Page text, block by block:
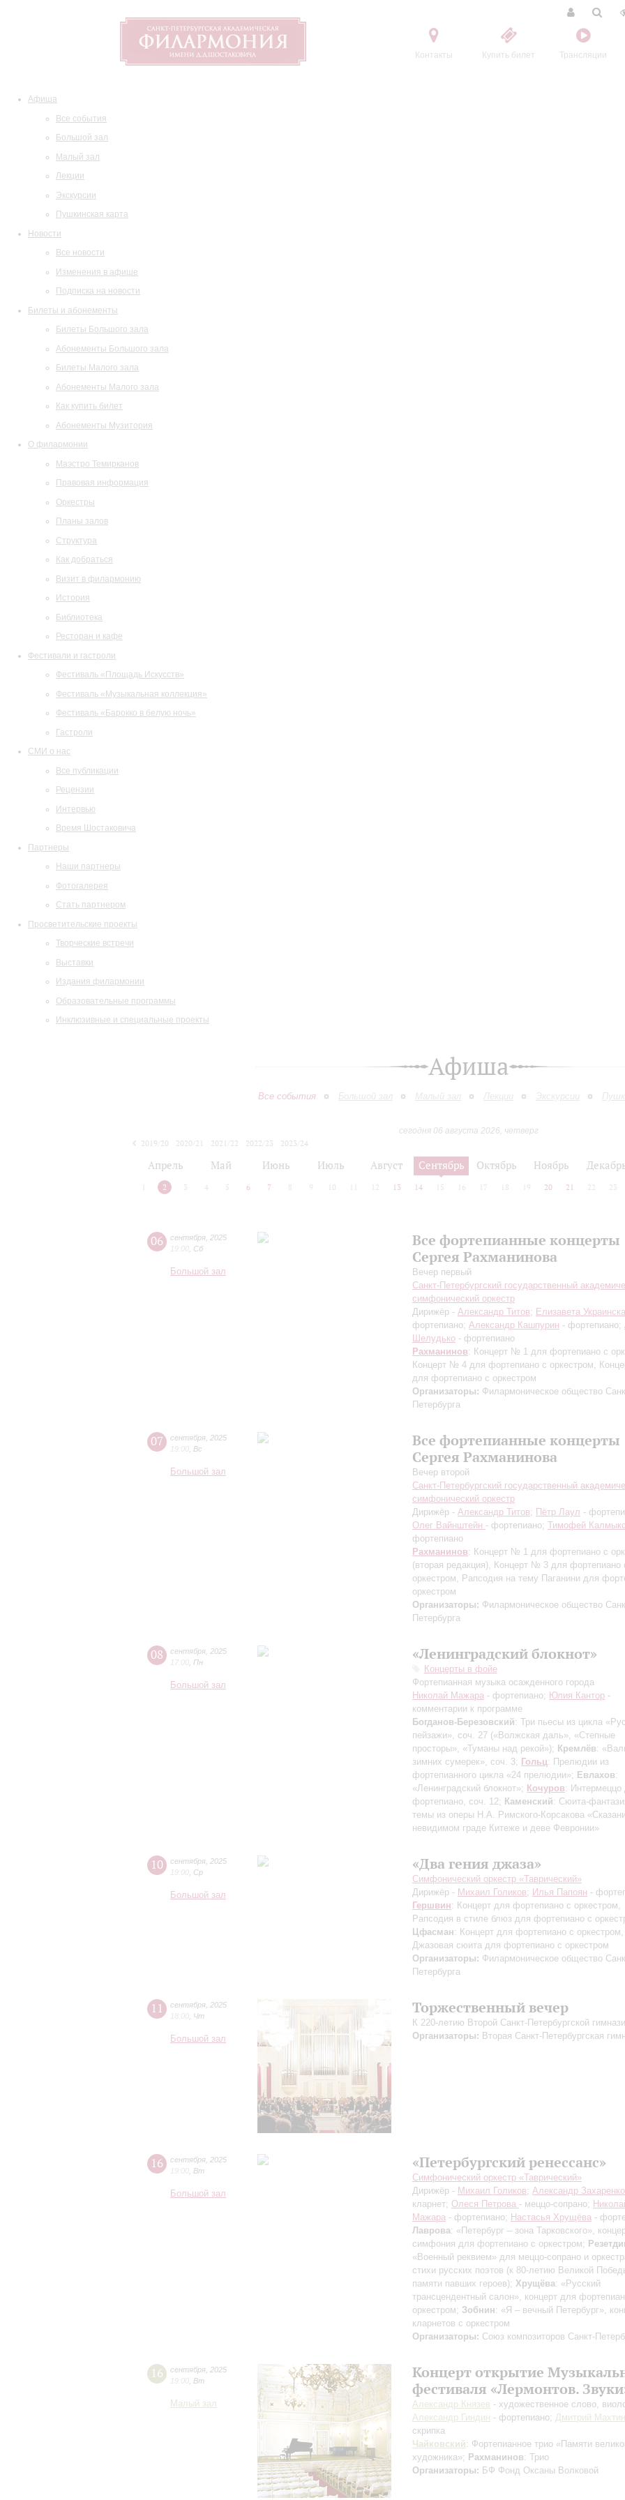
Контакты Купить билет Трансляции
Афиша
Все события
Большой зал
Малый зал
Лекции
Экскурсии
Пушкинская карта
Новости
Все новости
Изменения в афише
Подписка на новости
Билеты и абонементы
Билеты Большого зала
Абонементы Большого зала
Билеты Малого зала
Абонементы Малого зала
Как купить билет
Абонементы Музитория
О филармонии
Маэстро Темирканов
Правовая информация
Оркестры
Планы залов
Структура
Как добраться
Визит в филармонию
История
Библиотека
Ресторан и кафе
Фестивали и гастроли
Фестиваль «Площадь Искусств»
Фестиваль «Музыкальная коллекция»
Фестиваль «Барокко в белую ночь»
Гастроли
СМИ о нас
Все публикации
Рецензии
Интервью
Время Шостаковича
Партнеры
Наши партнеры
Фотогалерея
Стать партнером
Просветительские проекты
Творческие встречи
Выставки
Издания филармонии
Образовательные программы
Инклюзивные и специальные проекты
Афиша
Все события Большой зал Малый зал Лекции Экскурсии
сегодня 06 августа 2026, четверг
2019/20
2020/21 2021/22 2022/23
2023/24
Апрель Май Июнь Июль Август Сентябрь Октябрь Ноябрь
2 3 4 5 6 7 8 9 10 12 13 14 15 16 17 18 19 20 21 22 23
06 сентября 2025
19:00 Сб
Большой зал
Все фортепианные концерты
Сергея Рахманинова
Вечер первый
Санкт-Петербургский государственный
симфонический оркестр
Дирижёр - Александр Титов; Елизавета
фортепиано; Александр Кашпурин - фортепиано;
Шелудько - фортепиано
Рахманинов: Концерт № 1 для фортепиано с
Концерт № 4 для фортепиано с оркестром,
для фортепиано с оркестром
Организаторы: Филармоническое общество
Петербурга
07 сентября 2025
19:00 Вс
Большой зал
Все фортепианные концерты
Сергея Рахманинова
Вечер второй
Санкт-Петербургский государственный
симфонический оркестр
Дирижёр - Александр Титов; Пётр Лаул -
Олег Вайнштейн - фортепиано; Тимофей
фортепиано
Рахманинов: Концерт № 1 для фортепиано с
(вторая редакция), Концерт № 3 для фортепиано
оркестром, Рапсодия на тему Паганини для
оркестром
Организаторы: Филармоническое общество
Петербурга
08 сентября 2025
17:00 Пн
Большой зал
«Ленинградский блокнот»
Концерты в фойе
Фортепианная музыка осажденного города
Николай Мажара - фортепиано; Юлия Кантор -
комментарии к программе
Богданов-Березовский: Три пьесы из цикла
пейзажи», соч. 27 («Волжская даль», «Степные
просторы», «Туманы над рекой»); Кремлёв:
зимних сумерек», соч. 3; Гольц: Прелюдии из
фортепианного цикла «24 прелюдии»; Евлахов:
«Ленинградский блокнот»; Кочуров: Интермеццо
фортепиано, соч. 12; Каменский: Сюита-
темы из оперы Н.А. Римского-Корсакова
невидимом граде Китеже и деве Февронии»
10 сентября 2025
19:00 Ср
Большой зал
«Два гения джаза»
Симфонический оркестр «Таврический»
Дирижёр - Михаил Голиков; Илья Папоян -
Гершвин: Концерт для фортепиано с оркестром,
Рапсодия в стиле блюз для фортепиано с
Цфасман: Концерт для фортепиано с оркестром,
Джазовая сюита для фортепиано с оркестром
Организаторы: Филармоническое общество
Петербурга
11 сентября 2025
18:00 Чт
Большой зал
Торжественный вечер
К 220-летию Второй Санкт-Петербургской
Организаторы: Вторая Санкт-Петербургская
16 сентября 2025
19:00 Вт
Большой зал
«Петербургский ренессанс»
Симфонический оркестр «Таврический»
Дирижёр - Михаил Голиков; Александр Захаренко
кларнет; Олеся Петрова - меццо-сопрано;
Мажара - фортепиано; Настасья Хрущёва -
Лаврова: «Петербург – зона Тарковского»,
симфония для фортепиано с оркестром;
«Военный реквием» для меццо-сопрано и
стихи русских поэтов (к 80-летию Великой
памяти павших героев); Хрущёва: «Русский
трансцендентный салон», концерт для
оркестром; Зобнин: «Я – вечный Петербург»,
кларнетов с оркестром
Организаторы: Союз композиторов Санкт-
16 сентября 2025
19:00 Вт
Малый зал
Концерт открытие
фестиваля «Лермонтов.
Александр Князев - художественное слово,
Александр Гиндин - фортепиано; Дмитрий Махтин
скрипка
Чайковский: Фортепианное трио «Памяти
художника»; Рахманинов: Трио
Организаторы: БФ Фонд Оксаны Волковой